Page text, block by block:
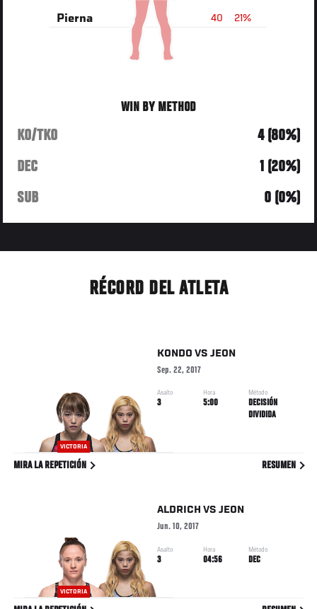
21%
40
Pierna
WIN BY METHOD
KO/TKO
4 (80%)
DEC
1 (20%)
SUB
0 (0%)
RÉCORD DEL ATLETA
VICTORIA
KONDO VS JEON
Sep. 22, 2017
Asalto
3
Hora
5:00
Método
DECISIÓN
DIVIDIDA
MIRA LA REPETICIÓN RESUMEN
VICTORIA
ALDRICH VS JEON
Jun. 10, 2017
Asalto
3
Hora
04:56
Método
DEC